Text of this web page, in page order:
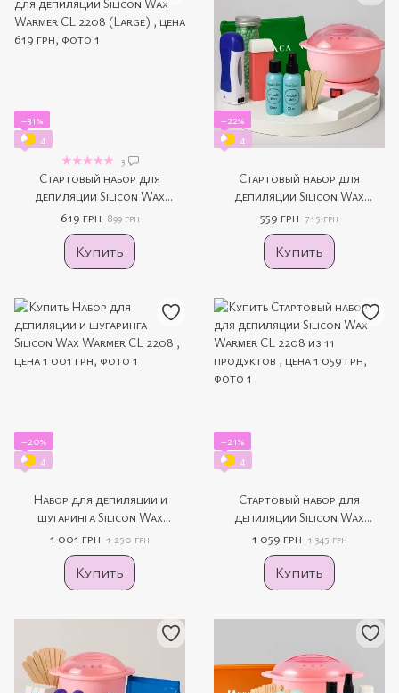
−31%
4
3
Стартовый набор для
депиляции Silicon Wax
Warmer CL 2208 (Large)
619 грн 899 грн
Купить
−22%
4
Стартовый набор для
депиляции Silicon Wax
Warmer CL 2208 (Medium)
559 грн 715 грн
Купить
−20%
4
Набор для депиляции и
шугаринга Silicon Wax
Warmer CL 2208
1 001 грн 1 250 грн
Купить
−21%
4
Стартовый набор для
депиляции Silicon Wax
Warmer CL 2208 из 11
продуктов
1 059 грн 1 345 грн
Купить